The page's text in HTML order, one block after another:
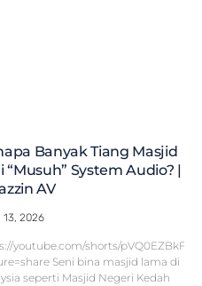
Banyak Tiang Masjid
“Musuh” System Audio? |
AV
13, 2026
youtube.com/shorts/
Seni bina masjid lama di
seperti Masjid Negeri Kedah